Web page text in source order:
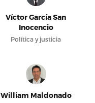
Víctor García San
Inocencio
Política y justicia
William Maldonado